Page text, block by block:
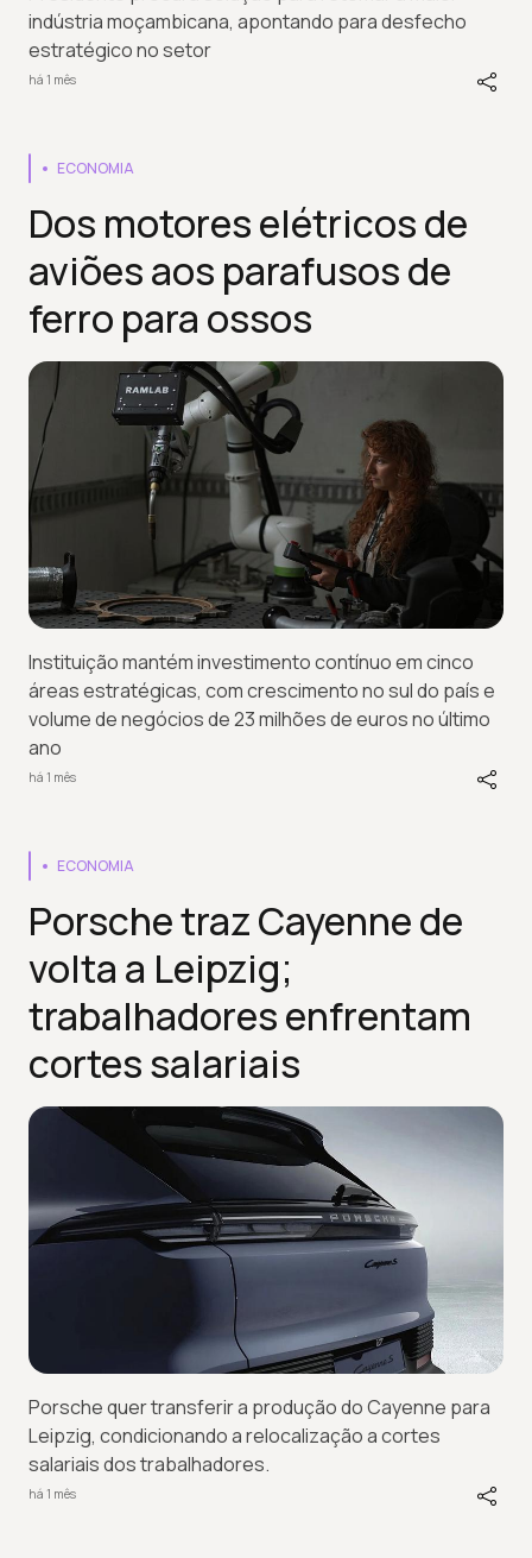
indústria moçambicana, apontando para desfecho
estratégico no setor
há 1 mês
ECONOMIA
Dos motores elétricos de
aviões aos parafusos de
ferro para ossos
Instituição mantém investimento contínuo em cinco
áreas estratégicas, com crescimento no sul do país e
volume de negócios de 23 milhões de euros no último
ano
há 1 mês
ECONOMIA
Porsche traz Cayenne de
volta a Leipzig;
trabalhadores enfrentam
cortes salariais
Porsche quer transferir a produção do Cayenne para
Leipzig, condicionando a relocalização a cortes
salariais dos trabalhadores.
há 1 mês